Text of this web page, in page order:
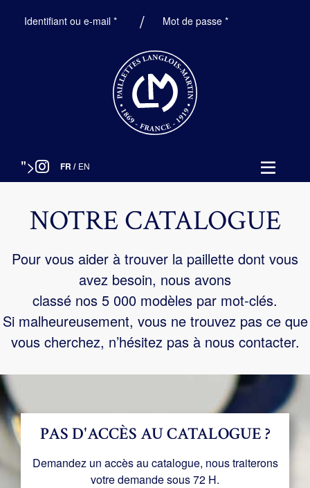
Identifiant ou e-mail *ObligatoireMot de passe*Obligatoire
"> FR / EN
NOTRE CATALOGUE
Pour vous aider à trouver la paillette dont vous
avez besoin, nous avons
classé nos 5 000 modèles par mot-clés.
Si malheureusement, vous ne trouvez pas ce que
vous cherchez, n’hésitez pas à nous contacter.
PAS D'ACCÈS AU CATALOGUE ?
Demandez un accès au catalogue, nous traiterons
votre demande sous 72 H.